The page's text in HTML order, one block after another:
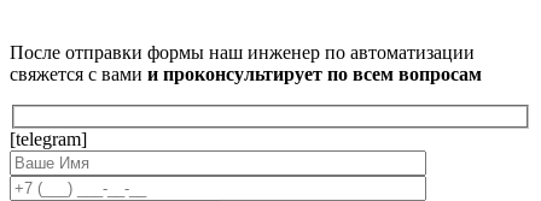
После отправки формы наш инженер по автоматизации
свяжется с вами и проконсультирует по всем вопросам
[telegram]